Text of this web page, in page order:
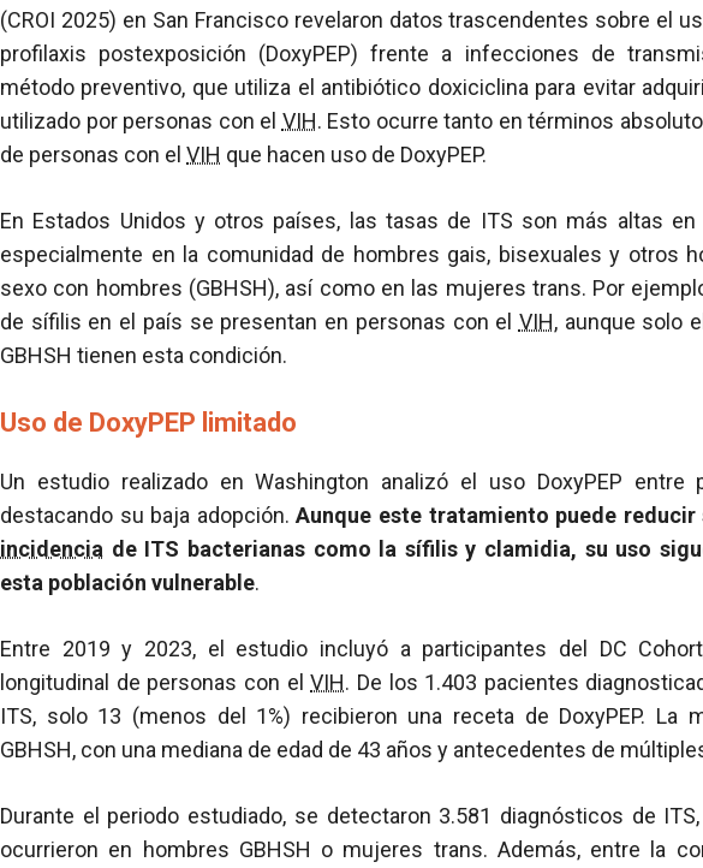
(CROI 2025) en San Francisco revelaron datos trascendentes sobre el
profilaxis postexposición (DoxyPEP) frente a infecciones de
método preventivo, que utiliza el antibiótico doxiciclina para evitar
utilizado por personas con el VIH. Esto ocurre tanto en términos
de personas con el VIH que hacen uso de DoxyPEP.
En Estados Unidos y otros países, las tasas de ITS son más altas en
especialmente en la comunidad de hombres gais, bisexuales y otros
sexo con hombres (GBHSH), así como en las mujeres trans. Por
de sífilis en el país se presentan en personas con el VIH, aunque solo
GBHSH tienen esta condición.
Uso de DoxyPEP limitado
Un estudio realizado en Washington analizó el uso DoxyPEP entre
destacando su baja adopción.Aunque este tratamiento puede
incidencia de ITS bacterianas como la sífilis y clamidia, su uso
esta población vulnerable.
Entre 2019 y 2023, el estudio incluyó a participantes del DC
longitudinal de personas con elVIH. De los 1.403 pacientes
ITS, solo 13 (menos del 1%) recibieron una receta de DoxyPEP. La
GBHSH, con una mediana de edad de 43 años y antecedentes de
Durante el periodo estudiado, se detectaron 3.581 diagnósticos de
ocurrieron en hombres GBHSH o mujeres trans. Además, entre la